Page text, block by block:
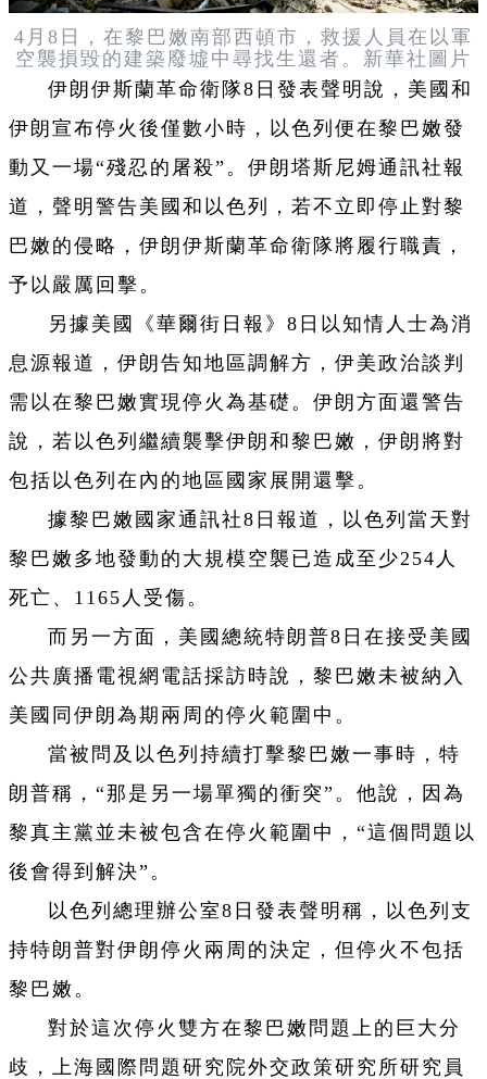
4月8日，在黎巴嫩南部西頓市，救援人員在以軍
空襲損毀的建築廢墟中尋找生還者。新華社圖片
伊朗伊斯蘭革命衛隊8日發表聲明說，美國和
伊朗宣布停火後僅數小時，以色列便在黎巴嫩發
動又一場“殘忍的屠殺”。伊朗塔斯尼姆通訊社報
道，聲明警告美國和以色列，若不立即停止對黎
巴嫩的侵略，伊朗伊斯蘭革命衛隊將履行職責，
予以嚴厲回擊。
另據美國《華爾街日報》8日以知情人士為消
息源報道，伊朗告知地區調解方，伊美政治談判
需以在黎巴嫩實現停火為基礎。伊朗方面還警告
說，若以色列繼續襲擊伊朗和黎巴嫩，伊朗將對
包括以色列在內的地區國家展開還擊。
據黎巴嫩國家通訊社8日報道，以色列當天對
黎巴嫩多地發動的大規模空襲已造成至少254人
死亡、1165人受傷。
而另一方面，美國總統特朗普8日在接受美國
公共廣播電視網電話採訪時說，黎巴嫩未被納入
美國同伊朗為期兩周的停火範圍中。
當被問及以色列持續打擊黎巴嫩一事時，特
朗普稱，“那是另一場單獨的衝突”。他說，因為
黎真主黨並未被包含在停火範圍中，“這個問題以
後會得到解決”。
以色列總理辦公室8日發表聲明稱，以色列支
持特朗普對伊朗停火兩周的決定，但停火不包括
黎巴嫩。
對於這次停火雙方在黎巴嫩問題上的巨大分
歧，上海國際問題研究院外交政策研究所研究員